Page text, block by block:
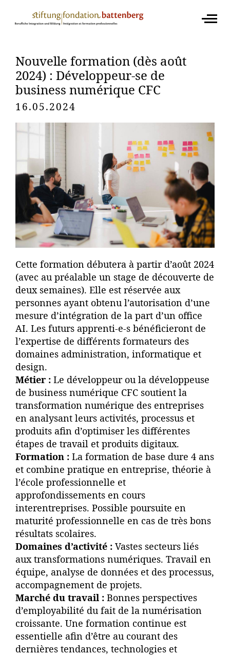
Nouvelle formation (dès août
2024) : Développeur-se de
business numérique CFC
16.05.2024
Cette formation débutera à partir d’août 2024
(avec au préalable un stage de découverte de
deux semaines). Elle est réservée aux
personnes ayant obtenu l’autorisation d’une
mesure d’intégration de la part d’un office
AI. Les futurs apprenti-e-s bénéficieront de
l’expertise de différents formateurs des
domaines administration, informatique et
design.
Métier : Le développeur ou la développeuse
de business numérique CFC soutient la
transformation numérique des entreprises
en analysant leurs activités, processus et
produits afin d’optimiser les différentes
étapes de travail et produits digitaux.
Formation : La formation de base dure 4 ans
et combine pratique en entreprise, théorie à
l’école professionnelle et
approfondissements en cours
interentreprises. Possible poursuite en
maturité professionnelle en cas de très bons
résultats scolaires.
Domaines d’activité : Vastes secteurs liés
aux transformations numériques. Travail en
équipe, analyse de données et des processus,
accompagnement de projets.
Marché du travail : Bonnes perspectives
d’employabilité du fait de la numérisation
croissante. Une formation continue est
essentielle afin d’être au courant des
dernières tendances, technologies et